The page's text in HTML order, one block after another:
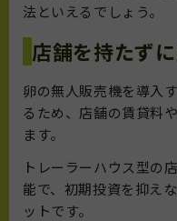
法といえるでしょう。
店舗を持たず
卵の無人販売機を導入
るため、店舗の賃貸料
ます。
トレーラーハウス型の
能で、初期投資を抑え
ットです。